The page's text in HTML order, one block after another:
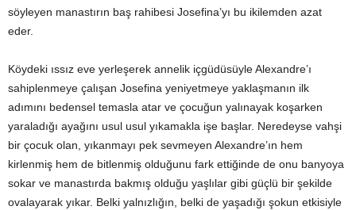
söyleyen manastırın baş rahibesi Josefina’yı bu ikilemden azat
eder.
Köydeki ıssız eve yerleşerek annelik içgüdüsüyle Alexandre’ı
sahiplenmeye çalışan Josefina yeniyetmeye yaklaşmanın ilk
adımını bedensel temasla atar ve çocuğun yalınayak koşarken
yaraladığı ayağını usul usul yıkamakla işe başlar. Neredeyse vahşi
bir çocuk olan, yıkanmayı pek sevmeyen Alexandre’ın hem
kirlenmiş hem de bitlenmiş olduğunu fark ettiğinde de onu banyoya
sokar ve manastırda bakmış olduğu yaşlılar gibi güçlü bir şekilde
ovalayarak yıkar. Belki yalnızlığın, belki de yaşadığı şokun etkisiyle